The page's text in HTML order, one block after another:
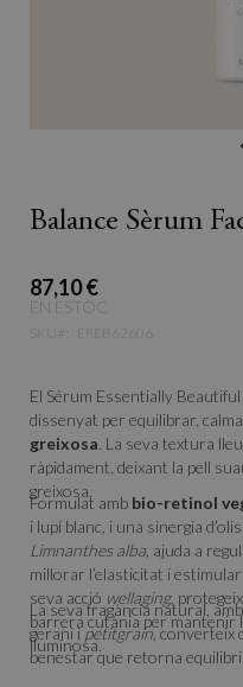
Balance Sèrum
87,10 €
EN ESTOC
EREB62606
El Sérum Essentially
dissenyat per equilibrar,
greixosa . La seva textura
ràpidament, deixant la pell
greixosa.
Formulat amb bio-retinol
i lupí blanc, i una sinergia
Limnanthes alba , ajuda a
millorar l’elasticitat i
seva acció wellaging,
barrera cutània per mantenir
lluminosa.
La seva fragància natural,
gerani ipetitgrain, converteix
benestar que retorna equilibri